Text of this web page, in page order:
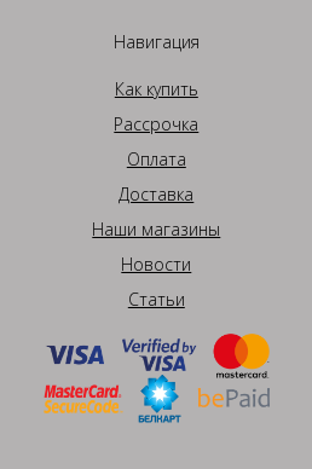
Навигация
Как купить
Рассрочка
Оплата
Доставка
Наши магазины
Новости
Статьи